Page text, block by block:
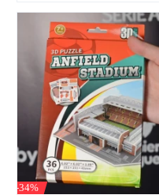
-34%